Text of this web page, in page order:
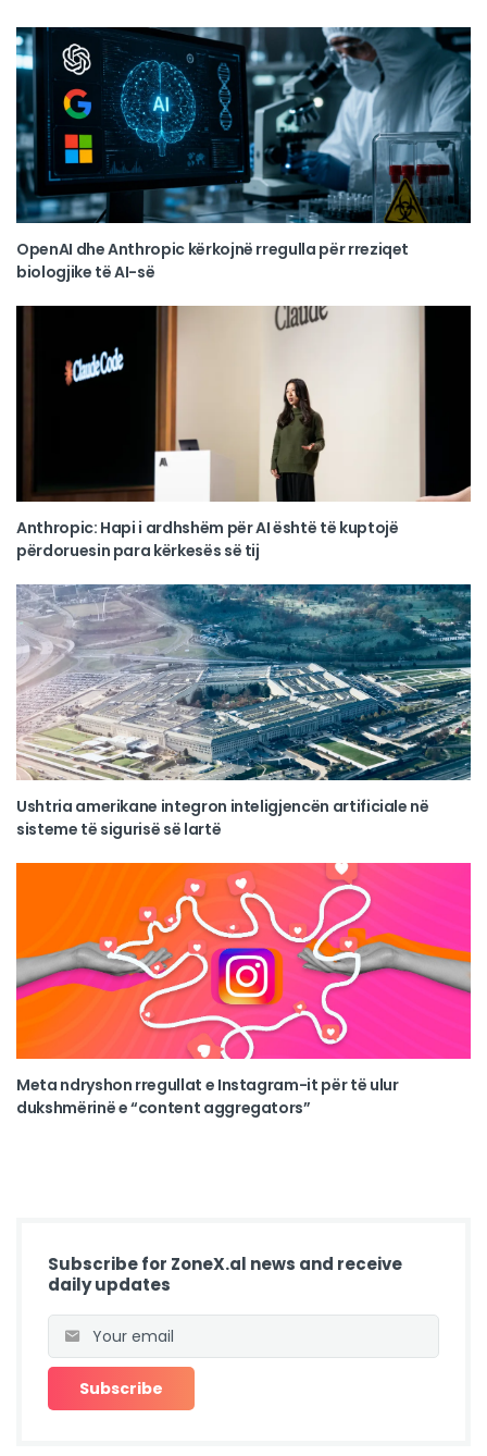
OpenAI dhe Anthropic kërkojnë rregulla për rreziqet
biologjike të AI-së
Anthropic: Hapi i ardhshëm për AI është të kuptojë
përdoruesin para kërkesës së tij
Ushtria amerikane integron inteligjencën artificiale në
sisteme të sigurisë së lartë
Meta ndryshon rregullat e Instagram-it për të ulur
dukshmërinë e “content aggregators”
Subscribe for ZoneX.al news and receive
daily updates